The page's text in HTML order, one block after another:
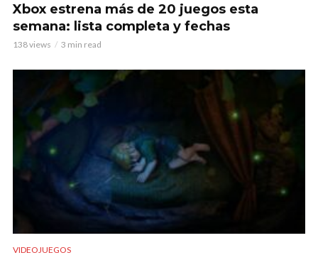
Xbox estrena más de 20 juegos esta
semana: lista completa y fechas
138 views 3 min read
VIDEOJUEGOS